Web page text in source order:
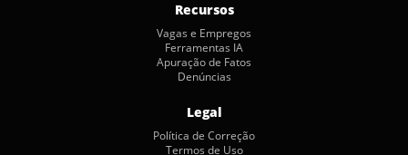
Recursos
Vagas e Empregos
Ferramentas IA
Apuração de Fatos
Denúncias
Legal
Política de Correção
Termos de Uso